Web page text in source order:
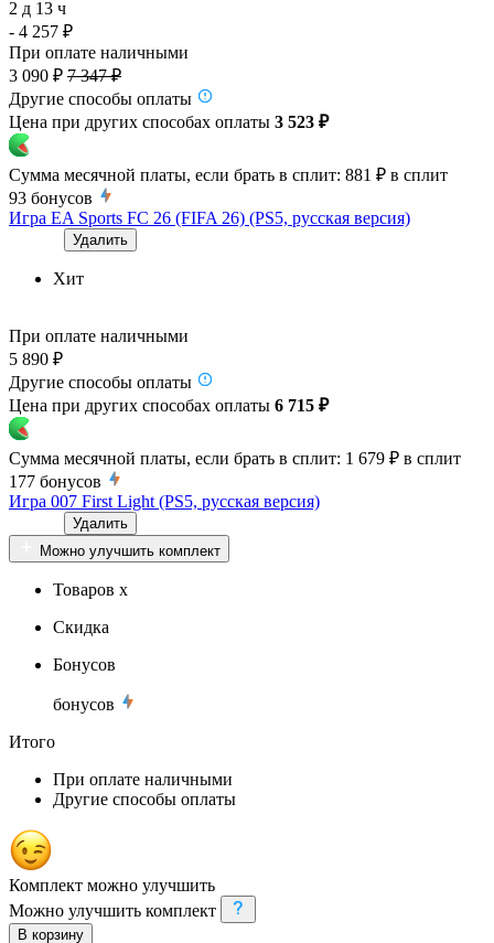
2 д 13 ч
- 4 257 ₽
При оплате наличными
3 090 ₽ 7 347 ₽
Другие способы оплаты
Цена при других способах оплаты 3 523 ₽
Сумма месячной платы, если брать в сплит: 881 ₽ в сплит
93 бонусов
Игра EA Sports FC 26 (FIFA 26) (PS5, русская версия)
Удалить
Хит
При оплате наличными
5 890 ₽
Другие способы оплаты
Цена при других способах оплаты 6 715 ₽
Сумма месячной платы, если брать в сплит: 1 679 ₽ в сплит
177 бонусов
Игра 007 First Light (PS5, русская версия)
Удалить
Можно улучшить комплект
Товаров x
Скидка
Бонусов
бонусов
Итого
При оплате наличными
Другие способы оплаты
Комплект можно улучшить
Можно улучшить комплект
В корзину